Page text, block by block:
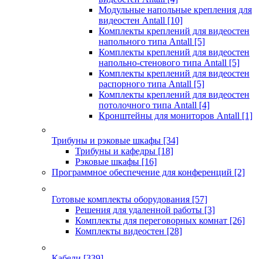
Модульные напольные крепления для
видеостен Antall [10]
Комплекты креплений для видеостен
напольного типа Antall [5]
Комплекты креплений для видеостен
напольно-стенового типа Antall [5]
Комплекты креплений для видеостен
распорного типа Antall [5]
Комплекты креплений для видеостен
потолочного типа Antall [4]
Кронштейны для мониторов Antall [1]
Трибуны и рэковые шкафы [34]
Трибуны и кафедры [18]
Рэковые шкафы [16]
Программное обеспечение для конференций [2]
Готовые комплекты оборудования [57]
Решения для удаленной работы [3]
Комплекты для переговорных комнат [26]
Комплекты видеостен [28]